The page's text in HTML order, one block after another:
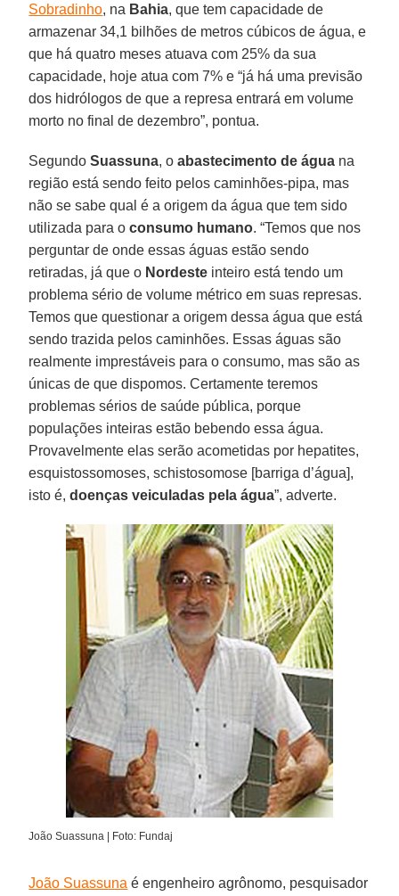
Sobradinho, na Bahia, que tem capacidade de
armazenar 34,1 bilhões de metros cúbicos de água, e
que há quatro meses atuava com 25% da sua
capacidade, hoje atua com 7% e “já há uma previsão
dos hidrólogos de que a represa entrará em volume
morto no final de dezembro”, pontua.
SegundoSuassuna, oabastecimento de água na
região está sendo feito pelos caminhões-pipa, mas
não se sabe qual é a origem da água que tem sido
utilizada para oconsumo humano. “Temos que nos
perguntar de onde essas águas estão sendo
retiradas, já que o Nordeste inteiro está tendo um
problema sério de volume métrico em suas represas.
Temos que questionar a origem dessa água que está
sendo trazida pelos caminhões. Essas águas são
realmente imprestáveis para o consumo, mas são as
únicas de que dispomos. Certamente teremos
problemas sérios de saúde pública, porque
populações inteiras estão bebendo essa água.
Provavelmente elas serão acometidas por hepatites,
esquistossomoses, schistosomose [barriga d’água],
isto é, doenças veiculadas pela água”, adverte.
João Suassuna | Foto: Fundaj
João Suassuna é engenheiro agrônomo, pesquisador